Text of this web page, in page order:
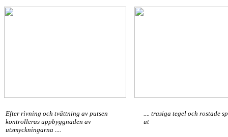
Efter rivning och tvättning av putsen
kontrolleras uppbyggnaden av
utsmyckningarna ....
.... trasiga tegel och rostade
ut